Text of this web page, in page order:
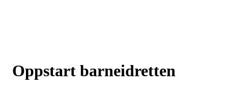
Oppstart barneidretten